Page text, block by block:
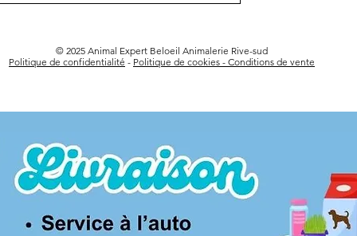
© 2025 Animal Expert Beloeil Animalerie Rive-sud
Politique de confidentialité - Politique de cookies - Conditions de vente